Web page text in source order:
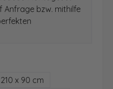
Anfrage bzw. mithilfe
x 90 cm